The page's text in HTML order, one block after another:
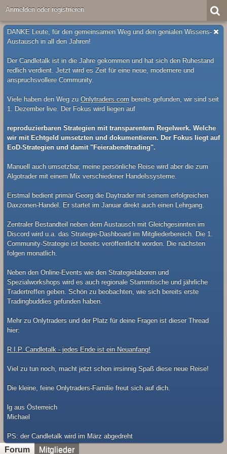
Anmelden oder registrieren
DANKE Leute, für den gemeinsamen Weg und den genialen Wissens-
Austausch in all den Jahren!
Der Candletalk ist in die Jahre gekommen und hat sich den Ruhestand
redlich verdient. Jetzt wird es Zeit für eine neue, modernere und
anspruchsvollere Community.
Viele haben den Weg zu Onlytraders.com bereits gefunden, wir sind seit
1. Dezember live. Der Fokus wird liegen auf
reproduzierbaren Strategien mit transparentem Regelwerk. Welche
wir mit Echtgeld umsetzten und dokumentieren. Der Fokus liegt auf
EoD-Strategien und damit "Feierabendtrading".
Manuell auch umsetzbar, meine persönliche Reise wird aber die zum
Algotrader mit einem Mix verschiedener Handelssysteme.
Erstmal bedient primär Georg die Daytrader mit seinem erfolgreichen
Daxzonen-Handel. Er startet im Januar direkt auch einen Lehrgang.
Zentraler Bestandteil neben dem Austausch mit Gleichgesinnten im
Discord wird u.a. das Strategie-Dashboard im Mitgliederbereich. Die 1.
Community-Strategie ist bereits veröffentlicht worden. Die nächsten
folgen monatlich.
Neben den Online-Events wie den Strategielaboren und
Spezialworkshops wird es auch regionale Stammtische und jährliche
Tradertreffen geben. Schön zu beobachten, wie sich bereits erste
Tradingbuddies gefunden haben.
Mehr zu Onlytraders und der Platz für deine Fragen ist dieser Thread
hier:
R.I.P. Candletalk - jedes Ende ist ein Neuanfang!
Viel zu tun noch, macht jetzt schon irrsinnig Spaß diese neue Reise!
Die kleine, feine Onlytraders-Familie freut sich auf dich.
lg aus Österreich
Michael
​PS: der Candletalk wird im März abgedreht
Forum Mitglieder